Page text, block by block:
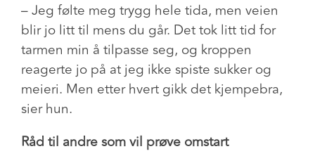
– Jeg følte meg trygg hele tida, men veien
blir jo litt til mens du går. Det tok litt tid for
tarmen min å tilpasse seg, og kroppen
reagerte jo på at jeg ikke spiste sukker og
meieri. Men etter hvert gikk det kjempebra,
sier hun.
Råd til andre som vil prøve omstart